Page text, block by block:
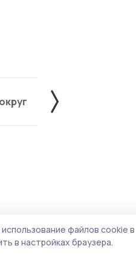
Жердевский округ
файлов cookie в
в настройках браузера.